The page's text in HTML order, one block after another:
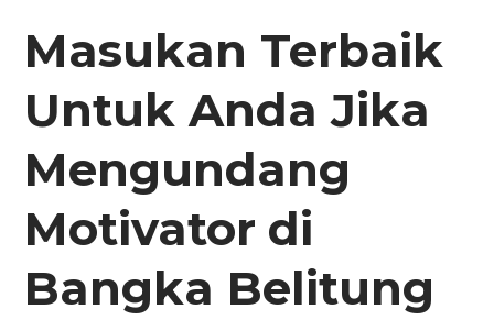
Masukan Terbaik
Untuk Anda Jika
Mengundang
Motivator di
Bangka Belitung